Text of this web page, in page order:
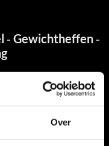
Over